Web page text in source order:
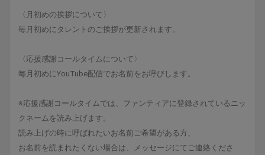
〈月初めの挨拶について〉
毎月初めにタレントのご挨拶が更新されます。
〈応援感謝コールタイムについて〉
毎月初めにYouTube配信でお名前をお呼びします。
※応援感謝コールタイムでは、ファンティアに登録されているニッ
クネームを読み上げます。
読み上げの時に呼ばれたいお名前ご希望がある方、
お名前を読まれたくない場合は、メッセージにてご連絡くださ